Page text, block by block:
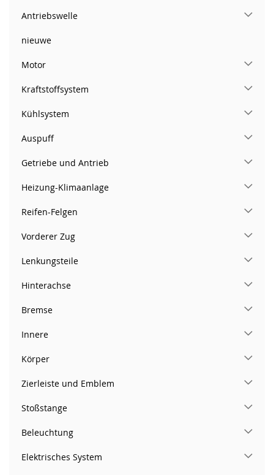
Antriebswelle
nieuwe
Motor
Kraftstoffsystem
Kühlsystem
Auspuff
Getriebe und Antrieb
Heizung-Klimaanlage
Reifen-Felgen
Vorderer Zug
Lenkungsteile
Hinterachse
Bremse
Innere
Körper
Zierleiste und Emblem
Stoßstange
Beleuchtung
Elektrisches System